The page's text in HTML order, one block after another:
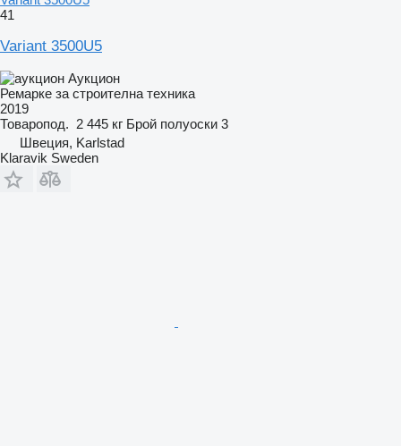
41
Variant 3500U5
Аукцион
Ремарке за строителна техника
2019
Товаропод. 2 445 кг Брой полуоски 3
Швеция, Karlstad
Klaravik Sweden